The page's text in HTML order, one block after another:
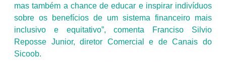
mas também a chance de educar e inspirar indivíduos
sobre os benefícios de um sistema financeiro mais
inclusivo e equitativo”, comenta Franciso Silvio
Reposse Junior, diretor Comercial e de Canais do
Sicoob.